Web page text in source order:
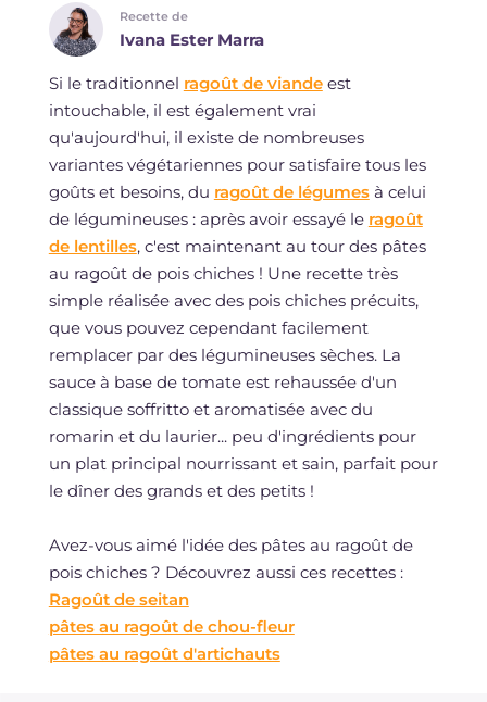
Recette de
Ivana Ester Marra
Si le traditionnel ragoût de viandeest
intouchable, il est également vrai
qu'aujourd'hui, il existe de nombreuses
variantes végétariennes pour satisfaire tous les
goûts et besoins, du ragoût de légumesà celui
de légumineuses : après avoir essayé le ragoût
de lentilles, c'est maintenant au tour des pâtes
au ragoût de pois chiches ! Une recette très
simple réalisée avec des pois chiches précuits,
que vous pouvez cependant facilement
remplacer par des légumineuses sèches. La
sauce à base de tomate est rehaussée d'un
classique soffritto et aromatisée avec du
romarin et du laurier... peu d'ingrédients pour
un plat principal nourrissant et sain, parfait pour
le dîner des grands et des petits !
Avez-vous aimé l'idée des pâtes au ragoût de
pois chiches ? Découvrez aussi ces recettes :
Ragoût de seitan
pâtes au ragoût de chou-fleur
pâtes au ragoût d'artichauts